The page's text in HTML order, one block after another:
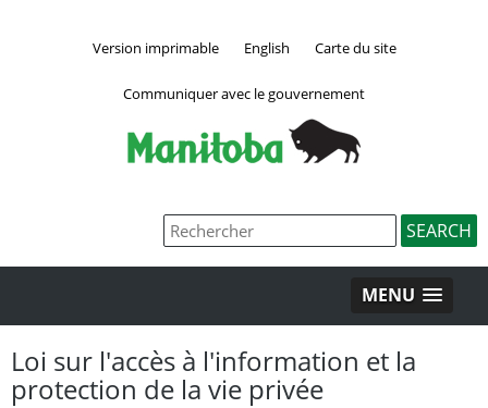
Version imprimable English Carte du site
Communiquer avec le gouvernement
MENU
Loi sur l'accès à l'information et la
protection de la vie privée